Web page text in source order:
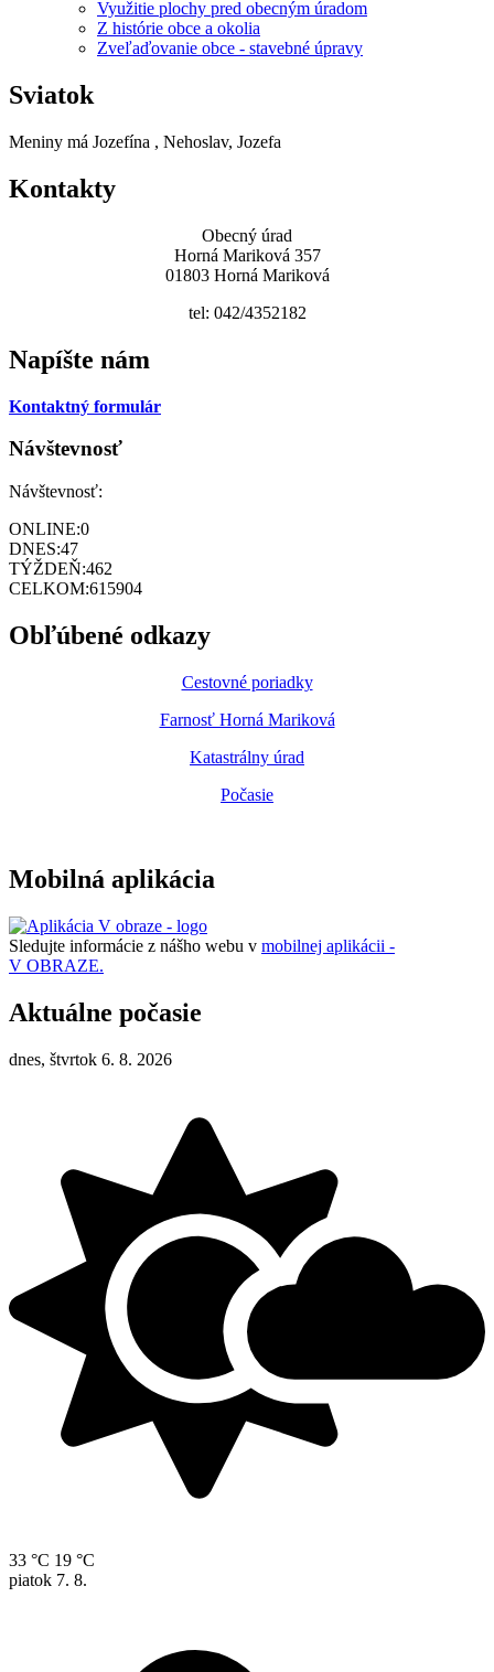
Využitie plochy pred obecným úradom
Z histórie obce a okolia
Zveľaďovanie obce - stavebné úpravy
Sviatok
Meniny má Jozefína , Nehoslav, Jozefa
Kontakty
Obecný úrad
Horná Mariková 357
01803 Horná Mariková
tel: 042/4352182
Napíšte nám
Kontaktný formulár
Návštevnosť
Návštevnosť:
ONLINE:0
DNES:47
TÝŽDEŇ:462
CELKOM:615904
Obľúbené odkazy
Cestovné poriadky
Farnosť Horná Mariková
Katastrálny úrad
Počasie
Mobilná aplikácia
Sledujte informácie z nášho webu v mobilnej aplikácii -
V OBRAZE.
Aktuálne počasie
dnes, štvrtok 6. 8. 2026
33 °C 19 °C
piatok 7. 8.